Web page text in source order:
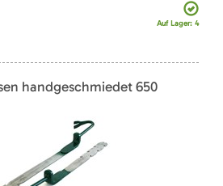
Auf Lager: 4
handgeschmiedet 650